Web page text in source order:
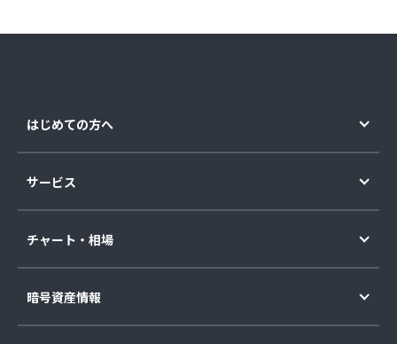
はじめての方へ
サービス
チャート・相場
暗号資産情報